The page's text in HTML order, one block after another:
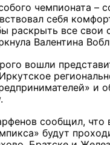
чемпионата –
себя
раскрыть все свои
Валентина
вошли
и
сообщил, что
будут